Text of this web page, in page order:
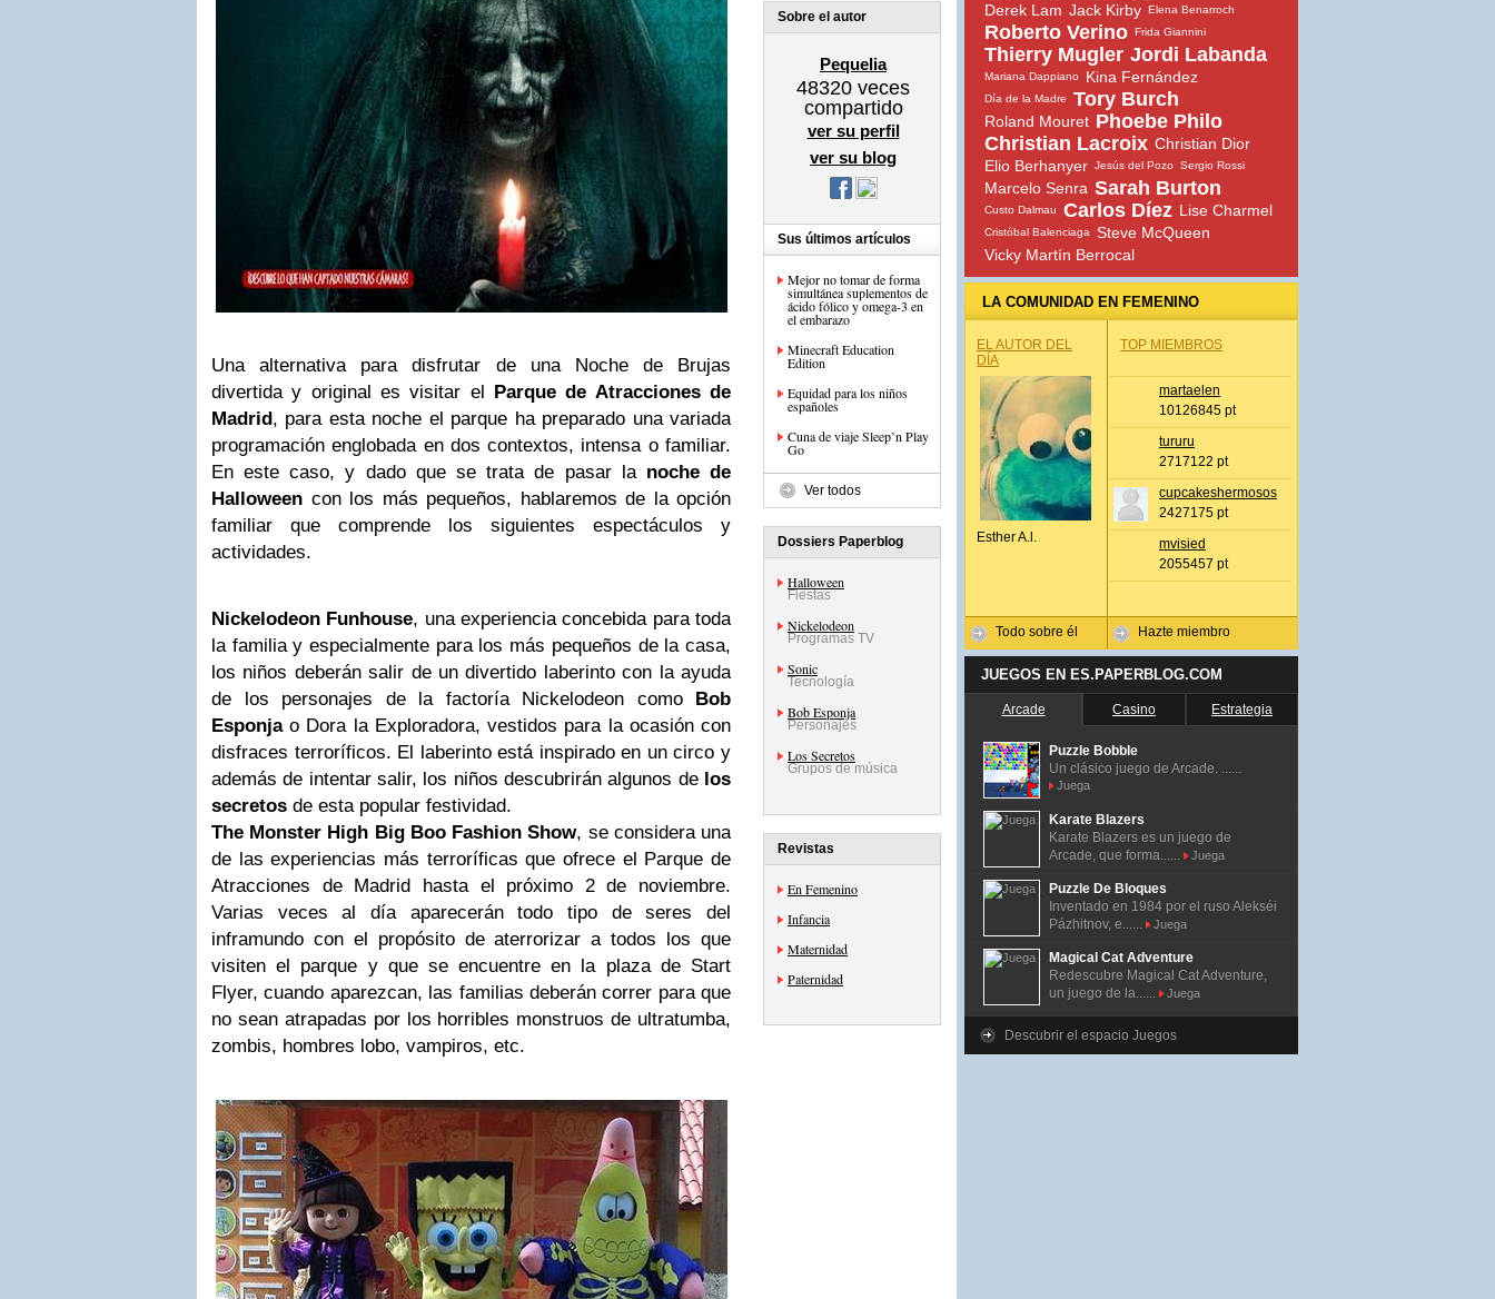
Una alternativa para disfrutar de una Noche de Brujas
divertida y original es visitar el Parque de Atracciones de
Madrid, para esta noche el parque ha preparado una variada
programación englobada en dos contextos, intensa o familiar.
En este caso, y dado que se trata de pasar la noche de
Halloween con los más pequeños, hablaremos de la opción
familiar que comprende los siguientes espectáculos y
actividades.
Nickelodeon Funhouse, una experiencia concebida para toda
la familia y especialmente para los más pequeños de la casa,
los niños deberán salir de un divertido laberinto con la ayuda
de los personajes de la factoría Nickelodeon como Bob
Esponjao Dora la Exploradora, vestidos para la ocasión con
disfraces terroríficos. El laberinto está inspirado en un circo y
además de intentar salir, los niños descubrirán algunos de los
secretos de esta popular festividad.
The Monster High Big Boo Fashion Show, se considera una
de las experiencias más terroríficas que ofrece el Parque de
Atracciones de Madrid hasta el próximo 2 de noviembre.
Varias veces al día aparecerán todo tipo de seres del
inframundo con el propósito de aterrorizar a todos los que
visiten el parque y que se encuentre en la plaza de Start
Flyer, cuando aparezcan, las familias deberán correr para que
no sean atrapadas por los horribles monstruos de ultratumba,
zombis, hombres lobo, vampiros, etc.
Sobre el autor
Pequelia
48320 veces
compartido
ver su perfil
ver su blog
Sus últimos artículos
Mejor no tomar de forma
simultánea suplementos de
ácido fólico y omega-3 en
el embarazo
Minecraft Education
Edition
Equidad para los niños
españoles
Cuna de viaje Sleep’n Play
Go
Ver todos
Dossiers Paperblog
Halloween
Fiestas
Nickelodeon
Programas TV
Sonic
Tecnología
Bob Esponja
Personajes
Los Secretos
Grupos de música
Revistas
En Femenino
Infancia
Maternidad
Paternidad
Derek Lam Jack Kirby Elena Benarroch
Roberto Verino Frida Giannini
Thierry Mugler Jordi Labanda
Mariana Dappiano Kina Fernández
Día de la Madre Tory Burch
Roland Mouret Phoebe Philo
Christian Lacroix Christian Dior
Elio Berhanyer Jesús del Pozo Sergio Rossi
Marcelo Senra Sarah Burton
Custo Dalmau Carlos Díez Lise Charmel
Cristóbal Balenciaga
Steve McQueen
Vicky Martín Berrocal
LA COMUNIDAD EN FEMENINO
EL AUTOR DEL
DÍA
Esther A.l.
Todo sobre él
TOP MIEMBROS
martaelen
10126845 pt
tururu
2717122 pt
cupcakeshermosos
2427175 pt
mvisied
2055457 pt
Hazte miembro
JUEGOS EN ES.PAPERBLOG.COM
Arcade Casino Estrategia
Puzzle Bobble
Un clásico juego de Arcade. ......
Juega
Karate Blazers
Karate Blazers es un juego de
Arcade, que forma......
Juega
Puzzle De Bloques
Inventado en 1984 por el ruso Alekséi
Pázhitnov, e......
Juega
Magical Cat Adventure
Redescubre Magical Cat Adventure,
un juego de la......
Juega
Descubrir el espacio Juegos